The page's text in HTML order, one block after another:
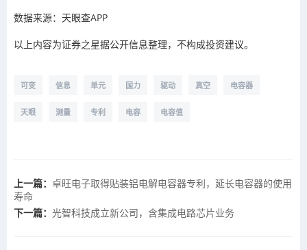
数据来源：天眼查APP
以上内容为证券之星据公开信息整理，不构成投资建议。
可变 信息 单元 国力 驱动 真空 电容器
天眼 测量 专利 电容 电容值
上一篇： 卓旺电子取得贴装铝电解电容器专利，延长电容器的使用
寿命
下一篇： 光智科技成立新公司，含集成电路芯片业务